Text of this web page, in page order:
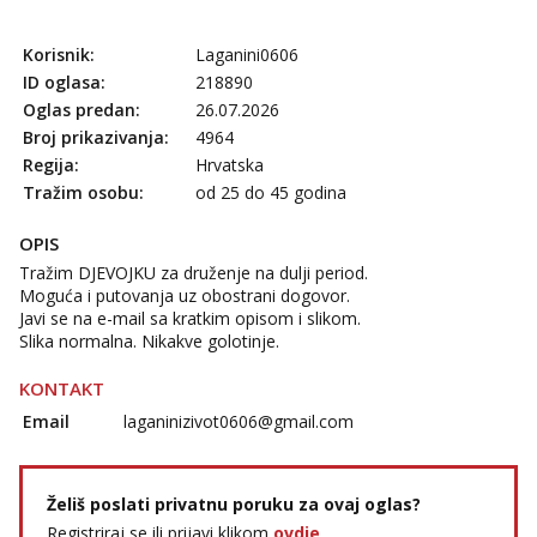
tel:0,93€ - mob:1,12€ min
Liliana
Razgovaram :)
064/677-677- Kod: #69
tel:0,93€ - mob:1,12€ min
Razgovaram :)
Učiteljica iz predgrađa traži...
Tel:064/677-677- Kod: #160
Snježana
Tel: 064/677-677
- Kod: #119
tel:0,93€ - mob:1,12€ min
Korisnik:
Laganini0606
ID oglasa:
218890
Oglas predan:
26.07.2026
Broj prikazivanja:
4964
Regija:
Hrvatska
Tražim osobu:
od 25 do 45 godina
OPIS
Tražim DJEVOJKU za druženje na dulji period.
Moguća i putovanja uz obostrani dogovor.
Javi se na e-mail sa kratkim opisom i slikom.
Slika normalna. Nikakve golotinje.
KONTAKT
Email laganinizivot0606@gmail.com
Želiš poslati privatnu poruku za ovaj oglas?